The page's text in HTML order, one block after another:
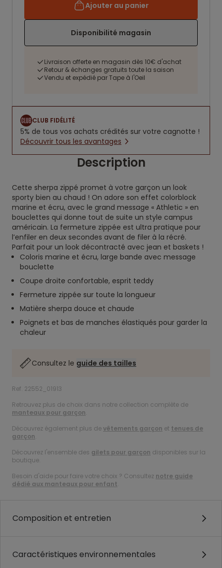
Ajouter au panier
Disponibilité magasin
Livraison offerte en magasin dès 10€ d'achat
Retour & échanges gratuits toute la saison
Vendu et expédié par Tape à l'Oeil
CLUB FIDÉLITÉ
5% de tous vos achats crédités sur votre cagnotte !
Découvrir tous les avantages
Description
Cette sherpa zippé promet à votre garçon un look
sporty bien au chaud ! On adore son effet colorblock
marine et écru, avec le grand message « Athletic » en
bouclettes qui donne tout de suite un style campus
américain. La fermeture zippée est ultra pratique pour
l’enfiler en deux secondes avant de filer à la récré.
Parfait pour un look décontracté avec jean et baskets !
Coloris marine et écru, large bande avec message
bouclette
Coupe droite confortable, esprit teddy
Fermeture zippée sur toute la longueur
Matière sherpa douce et chaude
Poignets et bas de manches élastiqués pour garder la
chaleur
Consultez le guide des tailles
Ref. 22552_01913
Retrouvez plus de choix dans notre collection complète de
manteaux pour garçon.
Découvrez également plus devêtements garçon et tenues de
garçon.
Découvrez l'ensemble des gilets pour garçon disponibles sur la
boutique.
Besoin d'aide pour faire votre choix ? Consultez notre guide
dédié aux manteaux pour enfant.
Composition et entretien
Caractéristiques environnementales